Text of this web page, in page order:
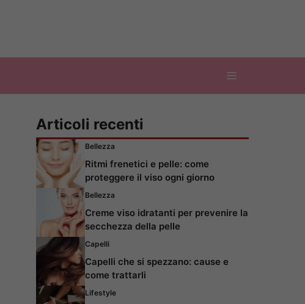
Articoli recenti
Bellezza
Ritmi frenetici e pelle: come
proteggere il viso ogni giorno
Bellezza
Creme viso idratanti per prevenire la
secchezza della pelle
Capelli
Capelli che si spezzano: cause e
come trattarli
Lifestyle